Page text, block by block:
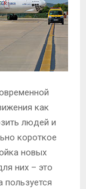
как
людей и
короткое
новых
них – это